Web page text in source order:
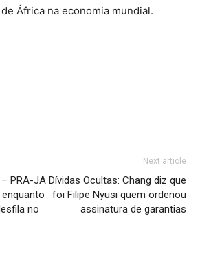
África na economia mundial.
PRA-JA
enquanto
no
Next article
Dívidas Ocultas: Chang diz que
foi Filipe Nyusi quem ordenou
assinatura de garantias